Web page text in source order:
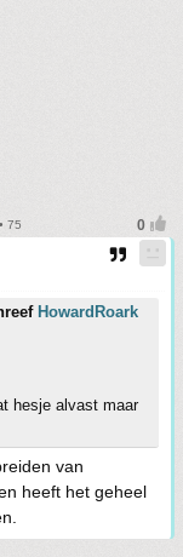
75
HowardRoark
hesje alvast maar
van
heeft het geheel